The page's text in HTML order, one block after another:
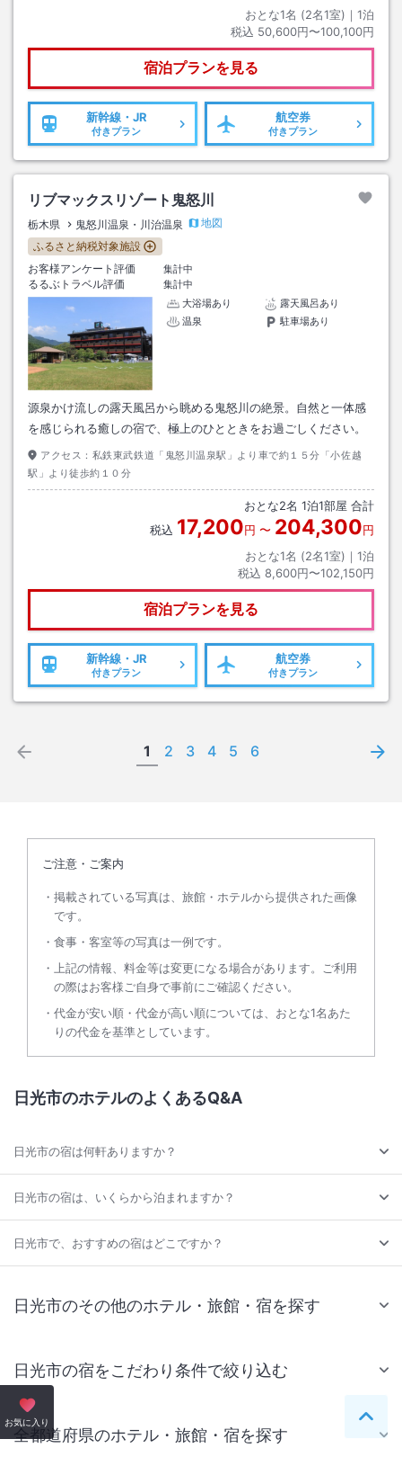
おとな1名 (2名1室)｜ 1泊
税込 50,600円〜100,100円
宿泊プランを見る
新幹線・JR
付きプラン
航空券
付きプラン
リブマックスリゾート鬼怒川
栃木県 鬼怒川温泉・川治温泉
地図
ふるさと納税対象施設
お客様アンケート評価
集計中
るるぶトラベル評価
集計中
大浴場あり
露天風呂あり
温泉
駐車場あり
源泉かけ流しの露天風呂から眺める鬼怒川の絶景。自然と一体感
を感じられる癒しの宿で、極上のひとときをお過ごしください。
アクセス： 私鉄東武鉄道「鬼怒川温泉駅」より車で約１５分「小佐越
駅」より徒歩約１０分
おとな2名 1泊1部屋 合計
税込 17,200円 〜 204,300円
おとな1名 (2名1室)｜ 1泊
税込 8,600円〜102,150円
宿泊プランを見る
新幹線・JR
付きプラン
航空券
付きプラン
1 2 3 4 5 6
ご注意・ご案内
掲載されている写真は、旅館・ホテルから提供された画像
です。
食事・客室等の写真は一例です。
上記の情報、料金等は変更になる場合があります。ご利用
の際はお客様ご自身で事前にご確認ください。
代金が安い順・代金が高い順については、おとな1名あた
りの代金を基準としています。
お気に入り ペー
日光市のホテルのよくあるQ&A
日光市の宿は何軒ありますか？
日光市の宿は、いくらから泊まれますか？
日光市で、おすすめの宿はどこですか？
日光市のその他のホテル・旅館・宿を探す
日光市の宿をこだわり条件で絞り込む
全都道府県のホテル・旅館・宿を探す